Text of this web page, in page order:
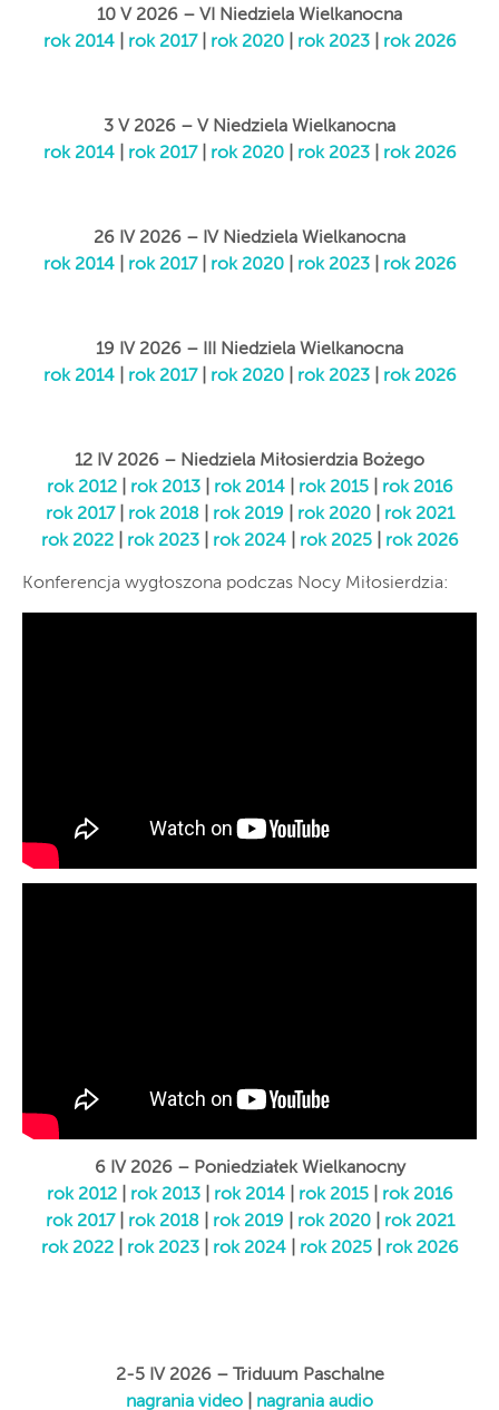
10 V 2026 – VI Niedziela Wielkanocna
rok 2014| rok 2017| rok 2020| rok 2023| rok 2026
3 V 2026 – V Niedziela Wielkanocna
rok 2014| rok 2017| rok 2020| rok 2023| rok 2026
26 IV 2026 – IV Niedziela Wielkanocna
rok 2014| rok 2017| rok 2020| rok 2023| rok 2026
19 IV 2026 – III Niedziela Wielkanocna
rok 2014| rok 2017| rok 2020| rok 2023| rok 2026
12 IV 2026 – Niedziela Miłosierdzia Bożego
rok 2012| rok 2013| rok 2014| rok 2015| rok 2016
rok 2017| rok 2018| rok 2019| rok 2020| rok 2021
rok 2022| rok 2023| rok 2024| rok 2025| rok 2026
Konferencja wygłoszona podczas Nocy Miłosierdzia:
6 IV 2026 – Poniedziałek Wielkanocny
rok 2012| rok 2013| rok 2014| rok 2015| rok 2016
rok 2017| rok 2018| rok 2019| rok 2020| rok 2021
rok 2022| rok 2023| rok 2024| rok 2025| rok 2026
2-5 IV 2026 – Triduum Paschalne
nagrania video
nagrania audio